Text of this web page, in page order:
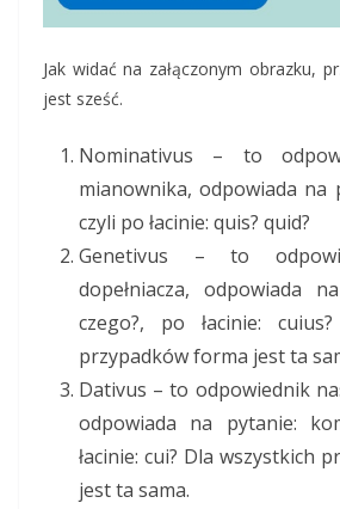
Jak widać na załączonym obrazku,
jest sześć.
Nominativus – to
mianownika, odpowiada na
czyli po łacinie: quis? quid?
Genetivus – to
dopełniacza, odpowiada
czego?, po łacinie:
przypadków forma jest ta
Dativus – to odpowiednik
odpowiada na pytanie:
łacinie: cui? Dla wszystkich
jest ta sama.